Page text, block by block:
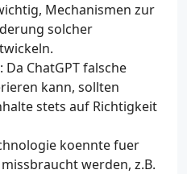
Mechanismen zur
solcher
: Da ChatGPT falsche
kann, sollten
stets auf Richtigkeit
koennte fuer
werden, z.B.